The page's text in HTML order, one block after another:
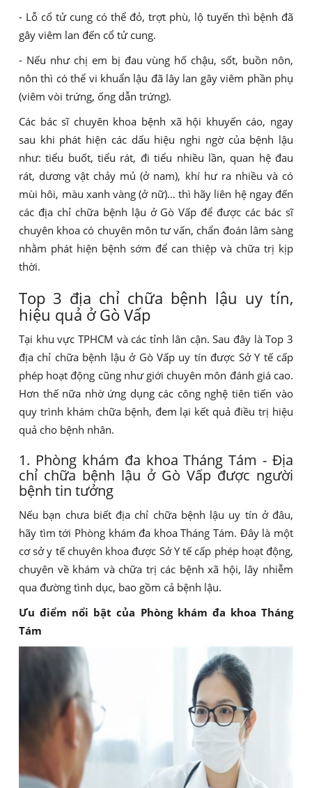
- Lỗ cổ tử cung có thể đỏ, trợt phù, lộ tuyến thì bệnh đã
gây viêm lan đến cổ tử cung.
- Nếu như chị em bị đau vùng hố chậu, sốt, buồn nôn,
nôn thì có thể vi khuẩn lậu đã lây lan gây viêm phần phụ
(viêm vòi trứng, ống dẫn trứng).
Các bác sĩ chuyên khoa bệnh xã hội khuyến cáo, ngay
sau khi phát hiện các dấu hiệu nghi ngờ của bệnh lậu
như: tiểu buốt, tiểu rát, đi tiểu nhiều lần, quan hệ đau
rát, dương vật chảy mủ (ở nam), khí hư ra nhiều và có
mùi hôi, màu xanh vàng (ở nữ)… thì hãy liên hệ ngay đến
các địa chỉ chữa bệnh lậu ở Gò Vấp để được các bác sĩ
chuyên khoa có chuyên môn tư vấn, chẩn đoán lâm sàng
nhằm phát hiện bệnh sớm để can thiệp và chữa trị kịp
thời.
Top 3 địa chỉ chữa bệnh lậu uy tín,
hiệu quả ở Gò Vấp
Tại khu vực TPHCM và các tỉnh lân cận. Sau đây là Top 3
địa chỉ chữa bệnh lậu ở Gò Vấp uy tín được Sở Y tế cấp
phép hoạt động cũng như giới chuyên môn đánh giá cao.
Hơn thế nữa nhờ ứng dụng các công nghệ tiên tiến vào
quy trình khám chữa bệnh, đem lại kết quả điều trị hiệu
quả cho bệnh nhân.
1. Phòng khám đa khoa Tháng Tám - Địa
chỉ chữa bệnh lậu ở Gò Vấp được người
bệnh tin tưởng
Nếu bạn chưa biết địa chỉ chữa bệnh lậu uy tín ở đâu,
hãy tìm tới Phòng khám đa khoa Tháng Tám. Đây là một
cơ sở y tế chuyên khoa được Sở Y tế cấp phép hoạt động,
chuyên về khám và chữa trị các bệnh xã hội, lây nhiễm
qua đường tình dục, bao gồm cả bệnh lậu.
Ưu điểm nổi bật của Phòng khám đa khoa Tháng
Tám